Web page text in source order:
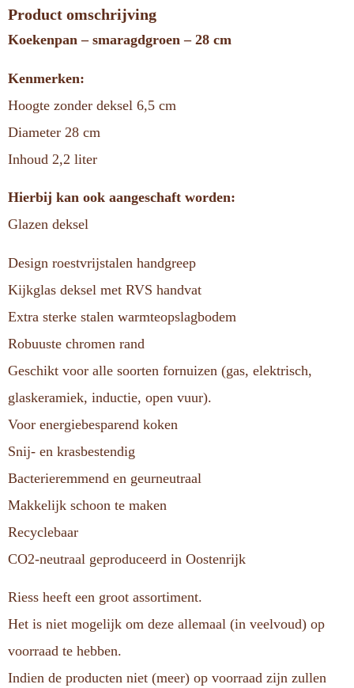
Product omschrijving
Koekenpan – smaragdgroen – 28 cm
Kenmerken:
Hoogte zonder deksel 6,5 cm
Diameter 28 cm
Inhoud 2,2 liter
Hierbij kan ook aangeschaft worden:
Glazen deksel
Design roestvrijstalen handgreep
Kijkglas deksel met RVS handvat
Extra sterke stalen warmteopslagbodem
Robuuste chromen rand
Geschikt voor alle soorten fornuizen (gas, elektrisch,
glaskeramiek, inductie, open vuur).
Voor energiebesparend koken
Snij- en krasbestendig
Bacterieremmend en geurneutraal
Makkelijk schoon te maken
Recyclebaar
CO2-neutraal geproduceerd in Oostenrijk
Riess heeft een groot assortiment.
Het is niet mogelijk om deze allemaal (in veelvoud) op
voorraad te hebben.
Indien de producten niet (meer) op voorraad zijn zullen